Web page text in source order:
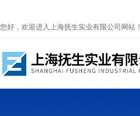
您好，欢迎进入上海抚生实业有限公司网站！